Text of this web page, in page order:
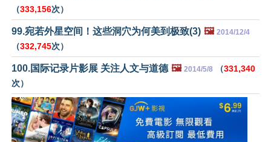
（333,156次）
99.宛若外星空间！这些洞穴为何美到极致(3) 🖼️ 2014/12/4
（332,745次）
100.国际记录片影展 关注人文与道德 🖼️ 2014/5/8 （331,340
次）